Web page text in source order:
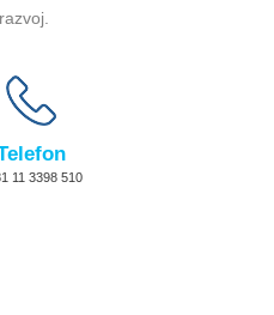
11 3398 510